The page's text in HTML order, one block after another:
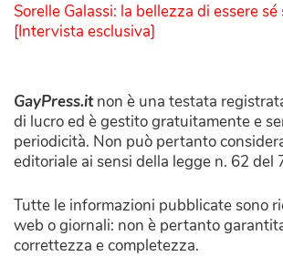
Sorelle Galassi: la bellezza di essere sé
[Intervista esclusiva]
GayPress.itnon è una testata
di lucro ed è gestito gratuitamente e
periodicità. Non può pertanto
editoriale ai sensi della legge n. 62 del
Tutte le informazioni pubblicate sono
web o giornali: non è pertanto
correttezza e completezza.